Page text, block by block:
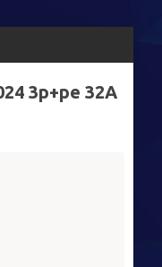
3р+ре 32А